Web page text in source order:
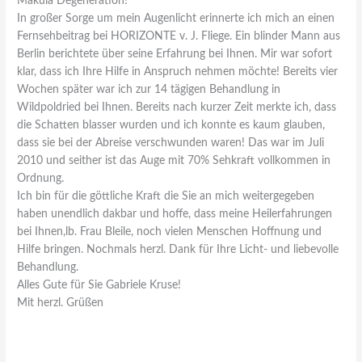
In großer Sorge um mein Augenlicht erinnerte ich mich an einen
Fernsehbeitrag bei HORIZONTE v. J. Fliege. Ein blinder Mann aus
Berlin berichtete über seine Erfahrung bei Ihnen. Mir war sofort
klar, dass ich Ihre Hilfe in Anspruch nehmen möchte! Bereits vier
Wochen später war ich zur 14 tägigen Behandlung in
Wildpoldried bei Ihnen. Bereits nach kurzer Zeit merkte ich, dass
die Schatten blasser wurden und ich konnte es kaum glauben,
dass sie bei der Abreise verschwunden waren! Das war im Juli
2010 und seither ist das Auge mit 70% Sehkraft vollkommen in
Ordnung.
Ich bin für die göttliche Kraft die Sie an mich weitergegeben
haben unendlich dakbar und hoffe, dass meine Heilerfahrungen
bei Ihnen,lb. Frau Bleile, noch vielen Menschen Hoffnung und
Hilfe bringen. Nochmals herzl. Dank für Ihre Licht- und liebevolle
Behandlung.
Alles Gute für Sie Gabriele Kruse!
Mit herzl. Grüßen